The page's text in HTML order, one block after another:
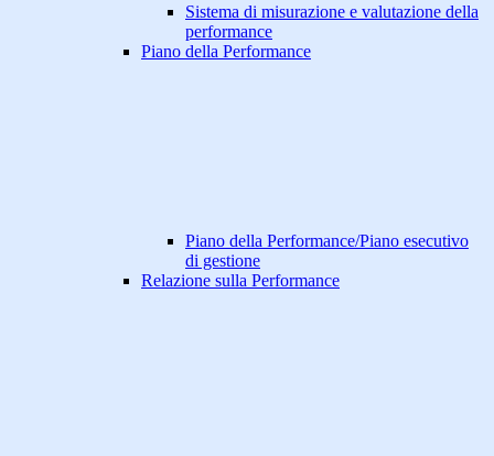
Sistema di misurazione e valutazione della
performance
Piano della Performance
Piano della Performance/Piano esecutivo
di gestione
Relazione sulla Performance